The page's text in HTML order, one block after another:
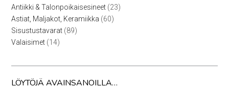
tuotetta
Antiikki & Talonpoikaisesineet 2323
Astiat, Maljakot, Keramiikka 6060
Sisustustavarat 8989
Valaisimet 1414
LÖYTÖJÄ AVAINSANOILLA…